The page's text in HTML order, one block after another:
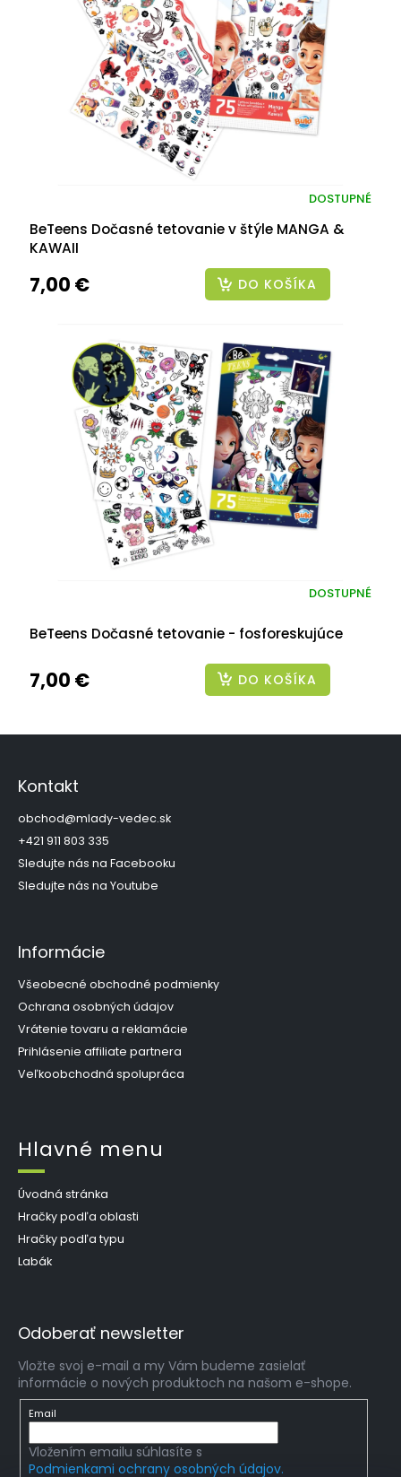
BeTeens Dočasné tetovanie v štýle MANGA &
KAWAII
DOSTUPNÉ
7,00 € DO KOŠÍKA
BeTeens Dočasné tetovanie - fosforeskujúce
DOSTUPNÉ
7,00 € DO KOŠÍKA
Z
Kontakt
obchod@mlady-vedec.sk
+421 911 803 335
Sledujte nás na Facebooku
Sledujte nás na Youtube
Informácie
Všeobecné obchodné podmienky
Ochrana osobných údajov
Vrátenie tovaru a reklamácie
Prihlásenie affiliate partnera
Veľkoobchodná spolupráca
Hlavné menu
Úvodná stránka
Hračky podľa oblasti
Hračky podľa typu
Labák
Odoberať newsletter
Vložte svoj e-mail a my Vám budeme zasielať
informácie o nových produktoch na našom e-shope.
Email
Vložením emailu súhlasíte s
Podmienkami ochrany osobných údajov.